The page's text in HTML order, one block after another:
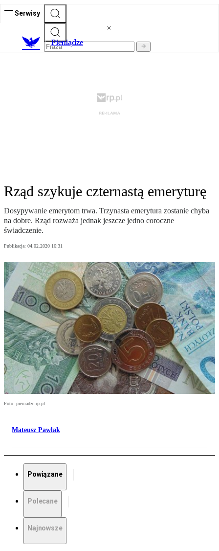
Serwisy
Pieniądze
Rząd szykuje czternastą emeryturę
Dosypywanie emerytom trwa. Trzynasta emerytura zostanie chyba
na dobre. Rząd rozważa jednak jeszcze jedno coroczne
świadczenie.
Publikacja: 04.02.2020 16:31
Foto: pieniadze.rp.pl
Mateusz Pawlak
Powiązane
Polecane
Najnowsze